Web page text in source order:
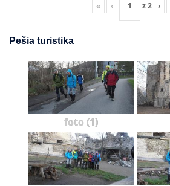
« ‹ z2 ›
Pešia turistika
foto (1)